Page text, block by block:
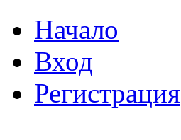
Начало
Вход
Регистрация